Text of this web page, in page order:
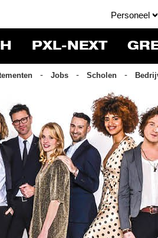
Personeel
PXL-NEXT
Jobs Scholen